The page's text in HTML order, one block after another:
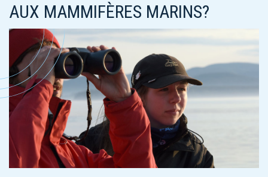
AUX MAMMIFÈRES MARINS?